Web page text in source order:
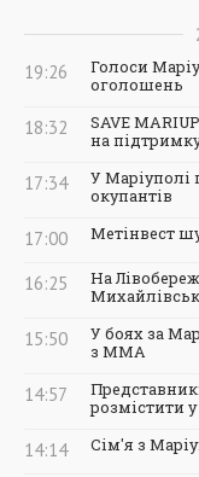
19:26
Голоси
оголошень
18:32
SAVE
на
17:34
У Маріуполі
окупантів
17:00 Метінвест
16:25
На
15:50
У боях за
з ММА
14:57
розмістити
14:14 Сім'я з